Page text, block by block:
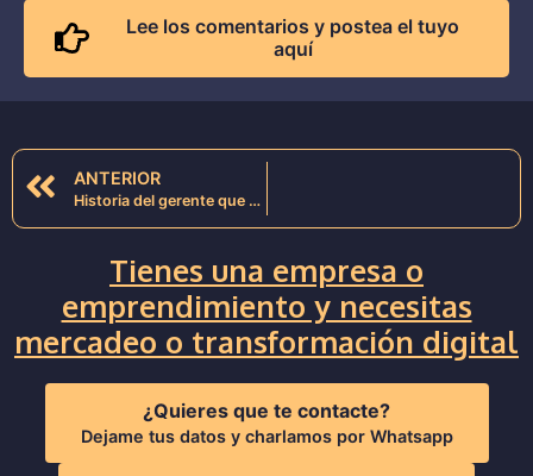
Lee los comentarios y postea el tuyo
aquí
ANTERIOR
Historia del gerente que se consideraba el mejor S.E.O. del mundo y no lo era
Tienes una empresa o
emprendimiento y necesitas
mercadeo o transformación digital
¿Quieres que te contacte?
Dejame tus datos y charlamos por Whatsapp